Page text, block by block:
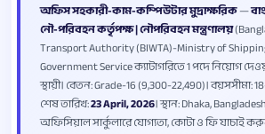
অফিস সহকারী-কাম-কম্পিউটার মুদ্রাক্ষরিক—
নৌ-পরিবহন কর্তৃপক্ষ | নৌপরিবহন মন্ত্রণালয়
Transport Authority (BIWTA)-Ministry of
Government Service ক্যাটাগরিতে 1 পদে নিয়োগ
স্থায়ী। বেতন: Grade-16 (9,300-22,490)। বয়সসীমা:
শেষ তারিখ:23 April, 2026। স্থান: Dhaka,
অফিসিয়াল সার্কুলারে যোগ্যতা, কোটা ও ফি যাচাই